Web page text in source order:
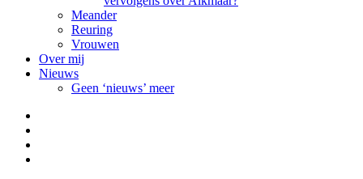
Meander
Reuring
Vrouwen
Over mij
Nieuws
Geen ‘nieuws’ meer